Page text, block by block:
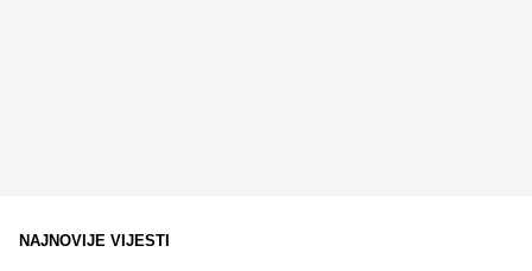
NAJNOVIJE VIJESTI